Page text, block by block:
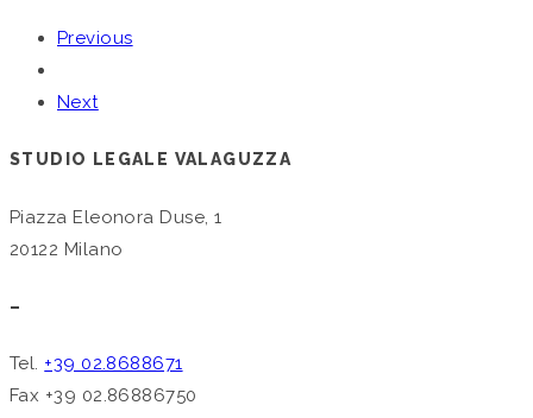
Previous
Next
STUDIO LEGALE VALAGUZZA
Piazza Eleonora Duse, 1
20122 Milano
–
Tel. +39 02.8688671
Fax +39 02.86886750